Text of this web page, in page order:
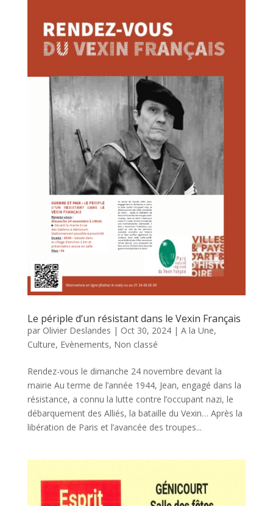
Le périple d’un résistant dans le Vexin Français
par Olivier Deslandes | Oct 30, 2024| A la Une,
Culture, Evènements, Non classé
Rendez-vous le dimanche 24 novembre devant la
mairie Au terme de l’année 1944, Jean, engagé dans la
résistance, a connu la lutte contre l’occupant nazi, le
débarquement des Alliés, la bataille du Vexin… Après la
libération de Paris et l’avancée des troupes...